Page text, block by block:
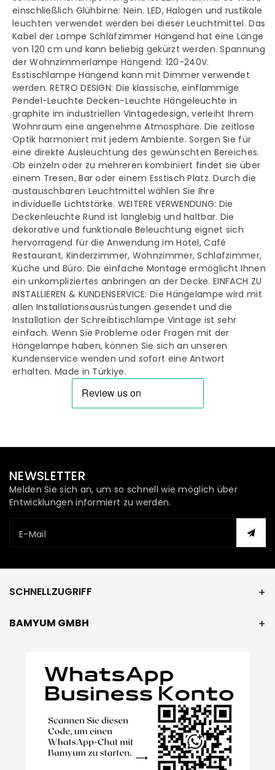
einschließlich Glühbirne: Nein. LED, Halogen und rustikale
leuchten verwendet werden bei dieser Leuchtmittel. Das
Kabel der Lampe Schlafzimmer Hängend hat eine Länge
von 120 cm und kann beliebig gekürzt werden. Spannung
der Wohnzimmerlampe Hängend: 120-240V.
Esstischlampe Hängend kann mit Dimmer verwendet
werden. RETRO DESIGN: Die klassische, einflammige
Pendel-Leuchte Decken-Leuchte Hängeleuchte in
graphite im industriellen Vintagedesign, verleiht Ihrem
Wohnraum eine angenehme Atmosphäre. Die zeitlose
Optik harmoniert mit jedem Ambiente. Sorgen Sie für
eine direkte Ausleuchtung des gewünschten Bereiches.
Ob einzeln oder zu mehreren kombiniert findet sie über
einem Tresen, Bar oder einem Esstisch Platz. Durch die
austauschbaren Leuchtmittel wählen Sie Ihre
individuelle Lichtstärke. WEITERE VERWENDUNG: Die
Deckenleuchte Rund ist langlebig und haltbar. Die
dekorative und funktionale Beleuchtung eignet sich
hervorragend für die Anwendung im Hotel, Café
Restaurant, Kinderzimmer, Wohnzimmer, Schlafzimmer,
Küche und Büro. Die einfache Montage ermöglicht Ihnen
ein unkompliziertes anbringen an der Decke. EINFACH ZU
INSTALLIEREN & KUNDENSERVICE: Die Hängelampe wird mit
allen Installationsausrüstungen gesendet und die
Installation der Schreibtischlampe Vintage ist sehr
einfach. Wenn Sie Probleme oder Fragen mit der
Hängelampe haben, können Sie sich an unseren
Kundenservice wenden und sofort eine Antwort
erhalten. Made in Türkiye.
NEWSLETTER
Melden Sie sich an, um so schnell wie möglich über
Entwicklungen informiert zu werden.
E-Mail
SCHNELLZUGRIFF
BAMYUM GMBH